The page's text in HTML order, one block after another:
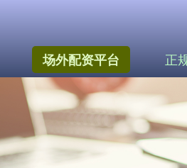
场外配资平台 正